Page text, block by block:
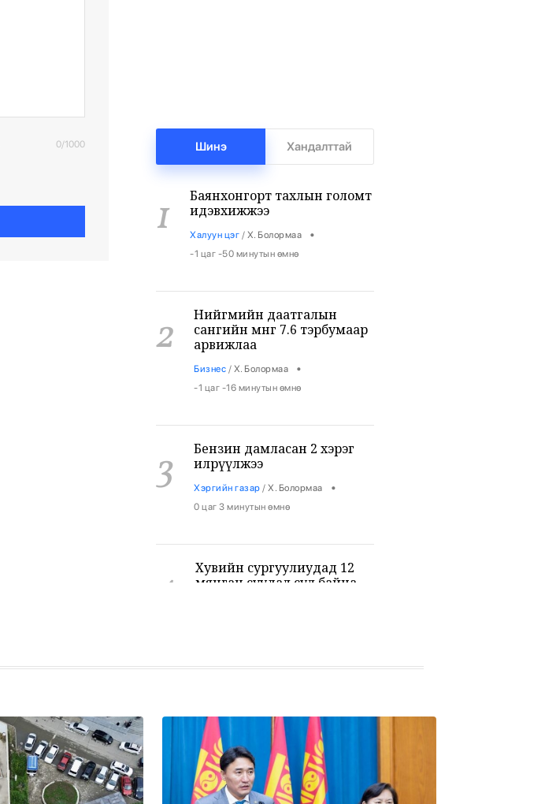
0/1000 Шинэ Хандалттай
1
Баянхонгорт тахлын голомт
идэвхижжээ
Халуун цэг / Х. Болормаа •
-1 цаг -50 минутын өмнө
2
Нийгмийн даатгалын
сангийн мөнгө 7.6 тэрбумаар
арвижлаа
Бизнес / Х. Болормаа •
-1 цаг -16 минутын өмнө
3
Бензин дамласан 2 хэрэг
илрүүлжээ
Хэргийн газар / Х. Болормаа •
0 цаг 3 минутын өмнө
4
Хувийн сургуулиудад 12
мянган суудал сул байна
5 Дэлхий Х. Болормаа
1 цаг 29 минутын өмнө